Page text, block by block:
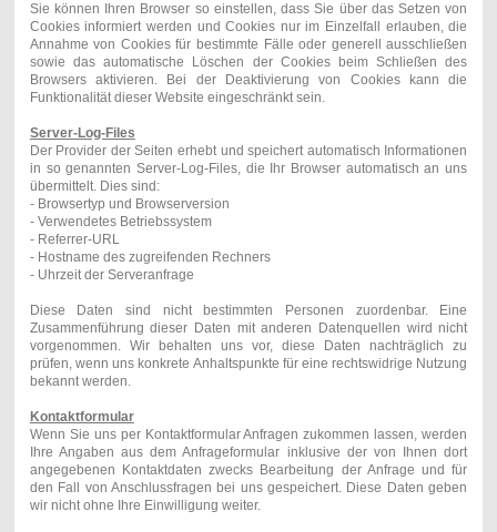
Sie können Ihren Browser so einstellen, dass Sie über das Setzen von
Cookies informiert werden und Cookies nur im Einzelfall erlauben, die
Annahme von Cookies für bestimmte Fälle oder generell ausschließen
sowie das automatische Löschen der Cookies beim Schließen des
Browsers aktivieren. Bei der Deaktivierung von Cookies kann die
Funktionalität dieser Website eingeschränkt sein.
Server-Log-Files
Der Provider der Seiten erhebt und speichert automatisch Informationen
in so genannten Server-Log-Files, die Ihr Browser automatisch an uns
übermittelt. Dies sind:
- Browsertyp und Browserversion
- Verwendetes Betriebssystem
- Referrer-URL
- Hostname des zugreifenden Rechners
- Uhrzeit der Serveranfrage
Diese Daten sind nicht bestimmten Personen zuordenbar. Eine
Zusammenführung dieser Daten mit anderen Datenquellen wird nicht
vorgenommen. Wir behalten uns vor, diese Daten nachträglich zu
prüfen, wenn uns konkrete Anhaltspunkte für eine rechtswidrige Nutzung
bekannt werden.
Kontaktformular
Wenn Sie uns per Kontaktformular Anfragen zukommen lassen, werden
Ihre Angaben aus dem Anfrageformular inklusive der von Ihnen dort
angegebenen Kontaktdaten zwecks Bearbeitung der Anfrage und für
den Fall von Anschlussfragen bei uns gespeichert. Diese Daten geben
wir nicht ohne Ihre Einwilligung weiter.